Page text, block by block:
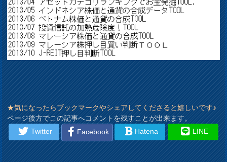
★気になったらブックマークやシェアしてくださると嬉しいです♪
ページ後方でこの記事へコメントを残すことが出来ます。
Twitter
Facebook Hatena LINE